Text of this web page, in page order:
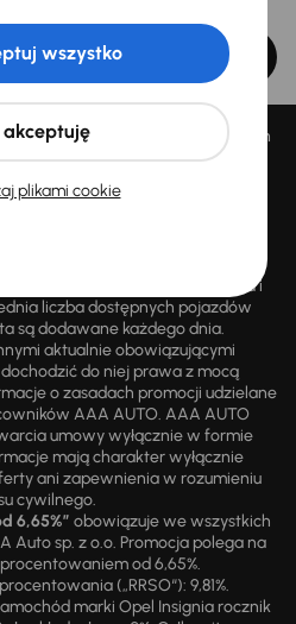
filtr
aut”
aut” obowiązuje we wszystkich
Sp. z o.o. („AAA AUTO”).
nabycia wybranych pojazdów
serwisie internetowym
uwidocznioną w prezentowanej
różnica pomiędzy najniższą ceną
a jego aktualną ceną
objętych promocją jest zmienna i
liczba dostępnych pojazdów
są dodawane każdego dnia.
aktualnie obowiązującymi
do niej prawa z mocą
o zasadach promocji udzielane
AAA AUTO. AAA AUTO
umowy wyłącznie w formie
mają charakter wyłącznie
ani zapewnienia w rozumieniu
cywilnego.
6,65%” obowiązuje we wszystkich
Auto sp. z o.o. Promocja polega na
od 6,65%.
(„RRSO“): 9,81%.
marki Opel Insignia rocznik
plikami cookie
akceptuję
wszystko